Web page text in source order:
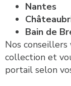
Nantes
Bain de
Nos
collection et
portail selon